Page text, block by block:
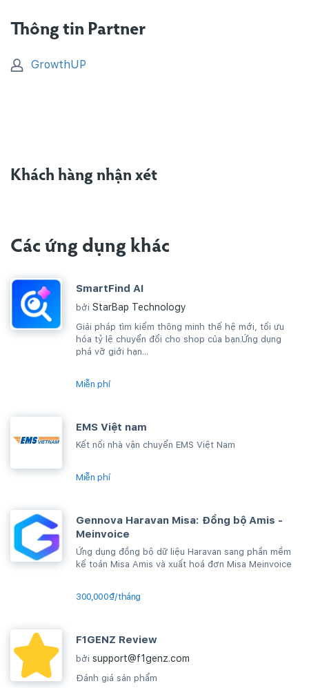
Thông tin Partner
GrowthUP
Khách hàng nhận xét
Các ứng dụng khác
SmartFind AI
bởi StarBap Technology
Giải pháp tìm kiếm thông minh thế hệ mới, tối ưu
hóa tỷ lệ chuyển đổi cho shop của bạn.Ứng dụng
phá vỡ giới hạn...
Miễn phí
EMS Việt nam
Kết nối nhà vận chuyển EMS Việt Nam
Miễn phí
Gennova Haravan Misa: Đồng bộ Amis -
Meinvoice
Ứng dụng đồng bộ dữ liệu Haravan sang phần mềm
kế toán Misa Amis và xuất hoá đơn Misa Meinvoice
300,000₫/tháng
F1GENZ Review
bởi support@f1genz.com
Đánh giá sản phẩm